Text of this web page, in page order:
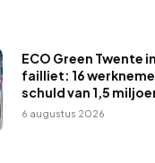
ECO Green Twente
failliet: 16
schuld van 1,5
6 augustus 2026